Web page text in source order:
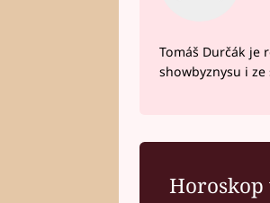
Tomáš Durčák je
showbyznysu i